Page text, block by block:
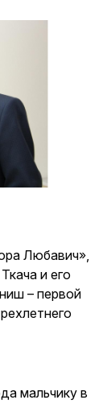
Любавич»,
и его
– первой
мальчику в